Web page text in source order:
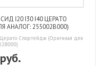
I20 I30 I40 ЦЕРАТО
255002B000)
Спортейдж (Оригинал для